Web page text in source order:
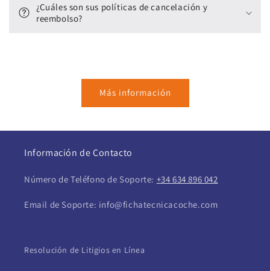
¿Cuáles son sus políticas de cancelación y
reembolso?
Más información
Información de Contacto
Número de Teléfono de Soporte: +34 634 896 042
Email de Soporte: info@fichatecnicacoche.com
Resolución de Litigios en Línea